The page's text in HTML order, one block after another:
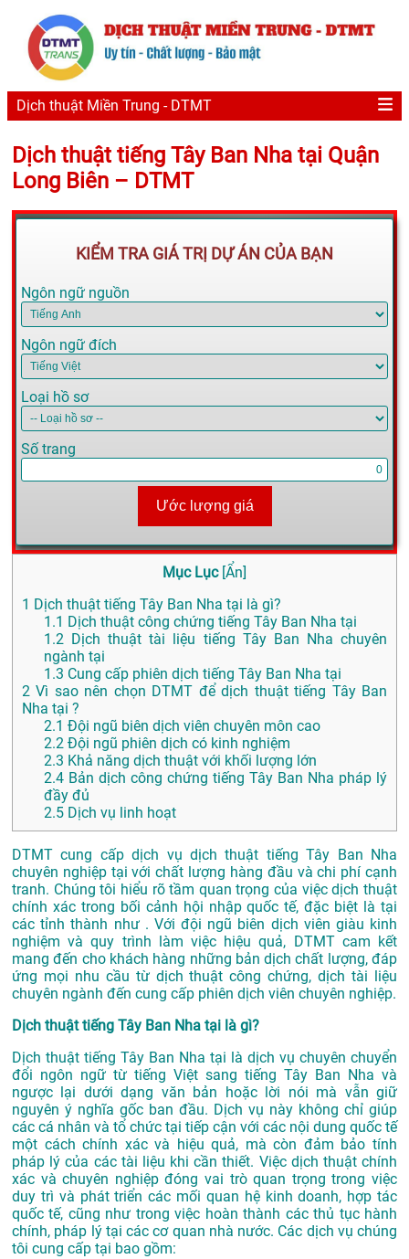
Dịch thuật Miền Trung - DTMT
Dịch thuật tiếng Tây Ban Nha tại Quận
Long Biên – DTMT
KIỂM TRA GIÁ TRỊ DỰ ÁN CỦA BẠN
Ngôn ngữ nguồn
Ngôn ngữ đích
Loại hồ sơ
Số trang
Ước lượng giá
Mục Lục [Ẩn]
1 Dịch thuật tiếng Tây Ban Nha tại là gì?
1.1 Dịch thuật công chứng tiếng Tây Ban Nha tại
1.2 Dịch thuật tài liệu tiếng Tây Ban Nha chuyên
ngành tại
1.3 Cung cấp phiên dịch tiếng Tây Ban Nha tại
2 Vì sao nên chọn DTMT để dịch thuật tiếng Tây Ban
Nha tại ?
2.1 Đội ngũ biên dịch viên chuyên môn cao
2.2 Đội ngũ phiên dịch có kinh nghiệm
2.3 Khả năng dịch thuật với khối lượng lớn
2.4 Bản dịch công chứng tiếng Tây Ban Nha pháp lý
đầy đủ
2.5 Dịch vụ linh hoạt
DTMT cung cấp dịch vụ dịch thuật tiếng Tây Ban Nha
chuyên nghiệp tại với chất lượng hàng đầu và chi phí cạnh
tranh. Chúng tôi hiểu rõ tầm quan trọng của việc dịch thuật
chính xác trong bối cảnh hội nhập quốc tế, đặc biệt là tại
các tỉnh thành như . Với đội ngũ biên dịch viên giàu kinh
nghiệm và quy trình làm việc hiệu quả, DTMT cam kết
mang đến cho khách hàng những bản dịch chất lượng, đáp
ứng mọi nhu cầu từ dịch thuật công chứng, dịch tài liệu
chuyên ngành đến cung cấp phiên dịch viên chuyên nghiệp.
Dịch thuật tiếng Tây Ban Nha tại là gì?
Dịch thuật tiếng Tây Ban Nha tại là dịch vụ chuyên chuyển
đổi ngôn ngữ từ tiếng Việt sang tiếng Tây Ban Nha và
ngược lại dưới dạng văn bản hoặc lời nói mà vẫn giữ
nguyên ý nghĩa gốc ban đầu. Dịch vụ này không chỉ giúp
các cá nhân và tổ chức tại tiếp cận với các nội dung quốc tế
một cách chính xác và hiệu quả, mà còn đảm bảo tính
pháp lý của các tài liệu khi cần thiết. Việc dịch thuật chính
xác và chuyên nghiệp đóng vai trò quan trọng trong việc
duy trì và phát triển các mối quan hệ kinh doanh, hợp tác
quốc tế, cũng như trong việc hoàn thành các thủ tục hành
chính, pháp lý tại các cơ quan nhà nước. Các dịch vụ chúng
tôi cung cấp tại bao gồm: